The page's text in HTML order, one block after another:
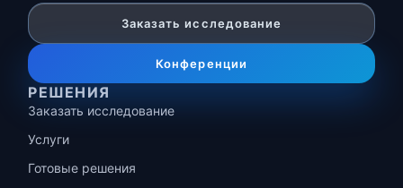
Заказать исследование
Конференции
РЕШЕНИЯ
Заказать исследование
Услуги
Готовые решения